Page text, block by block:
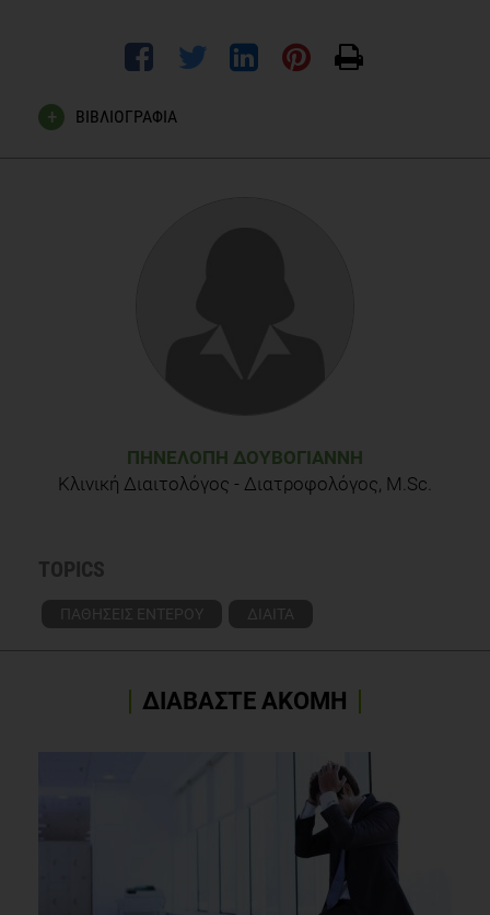
ΒΙΒΛΙΟΓΡΑΦΙΑ
Karlsson F, Tremaroli V, Nielsen J, Bäckhed F. Assessing the
October 2013;62(10):3341-3349.
Maukonen J, Saarela M. Human gut microbiota: does diet
exercise on the gut microbiota. Nature Reviews.
Rothe M, Blaut M. Evolution of the gut microbiota and the
influence of diet. Beneficial Microbes. March 1, 2013;4(1):31-
ΠΗΝΕΛΌΠΗ ΔΟΥΒΌΓΙΑΝΝΗ
Κλινική Διαιτολόγος - Διατροφολόγος, M.Sc.
TOPICS
ΠΑΘΗΣΕΙΣ ΕΝΤΕΡΟΥ ΔΙΑΙΤΑ
ΔΙΑΒΑΣΤΕ ΑΚΟΜΗ